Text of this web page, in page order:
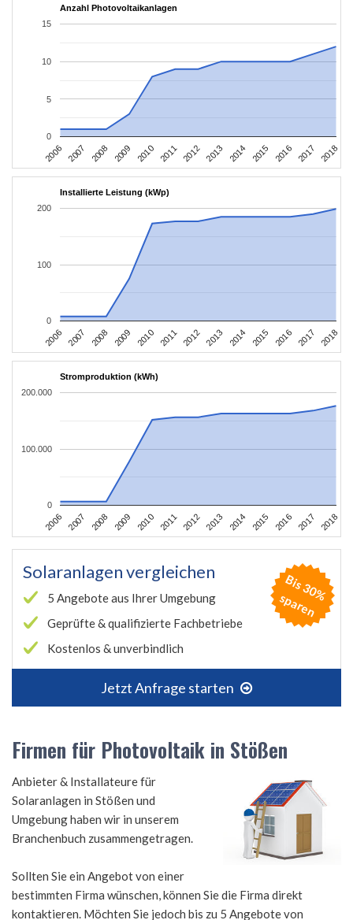
Anzahl Photovoltaikanlagen
2006 2007 2008 2009 2010 2011 2012 2013 2014 2015 2016 2017 2018
0
5
10
15
Installierte Leistung (kWp)
2006 2007 2008 2009 2010 2011 2012 2013 2014 2015 2016 2017 2018
0
100
200
Stromproduktion (kWh)
2006 2007 2008 2009 2010 2011 2012 2013 2014 2015 2016 2017 2018
0
100.000
200.000
Solaranlagen vergleichen
5 Angebote aus Ihrer Umgebung
Geprüfte & qualifizierte Fachbetriebe
Kostenlos & unverbindlich
Jetzt Anfrage starten
B
is
3
0
%
s
p
a
r
e
n
Firmen für Photovoltaik in Stößen
Anbieter & Installateure für
Solaranlagen in Stößen und
Umgebung haben wir in unserem
Branchenbuch zusammengetragen.
Sollten Sie ein Angebot von einer
bestimmten Firma wünschen, können Sie die Firma direkt
kontaktieren. Möchten Sie jedoch bis zu 5 Angebote von